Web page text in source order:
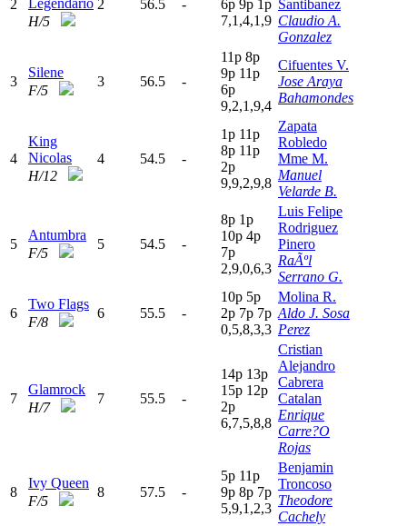
2
Legendario
H/5
2 56.5 -
6p 9p 1p
7,1,4,1,9
Santibanez
Claudio A.
Gonzalez
3
Silene
F/5
3 56.5 -
11p 8p
9p 11p
6p
9,2,1,9,4
Cifuentes V.
Jose Araya
Bahamondes
4
King
Nicolas
H/12
4 54.5 -
1p 11p
8p 11p
2p
9,9,2,9,8
Zapata
Robledo
Mme M.
Manuel
Velarde B.
5
Antumbra
F/5
5 54.5 -
8p 1p
10p 4p
7p
2,9,0,6,3
Luis Felipe
Rodriguez
Pinero
RaÃºl
Serrano G.
6
Two Flags
F/8
6 55.5 -
10p 5p
2p 7p 7p
0,5,8,3,3
Molina R.
Aldo J. Sosa
Perez
7
Glamrock
H/7
7 55.5 -
14p 13p
15p 12p
2p
6,7,5,8,8
Cristian
Alejandro
Cabrera
Catalan
Enrique
Carre?O
Rojas
8
Ivy Queen
F/5
8 57.5 -
5p 11p
9p 8p 7p
5,9,1,2,3
Benjamin
Troncoso
Theodore
Cachely